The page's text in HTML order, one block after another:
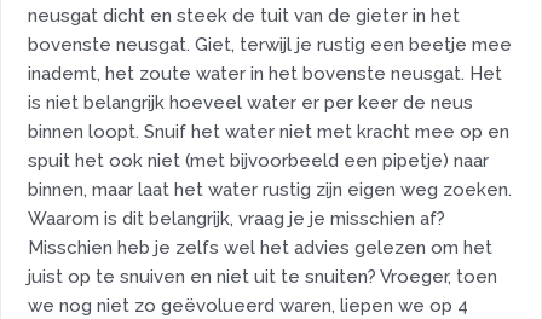
neusgat dicht en steek de tuit van de gieter in het
bovenste neusgat. Giet, terwijl je rustig een beetje mee
inademt, het zoute water in het bovenste neusgat. Het
is niet belangrijk hoeveel water er per keer de neus
binnen loopt. Snuif het water niet met kracht mee op en
spuit het ook niet (met bijvoorbeeld een pipetje) naar
binnen, maar laat het water rustig zijn eigen weg zoeken.
Waarom is dit belangrijk, vraag je je misschien af?
Misschien heb je zelfs wel het advies gelezen om het
juist op te snuiven en niet uit te snuiten? Vroeger, toen
we nog niet zo geëvolueerd waren, liepen we op 4